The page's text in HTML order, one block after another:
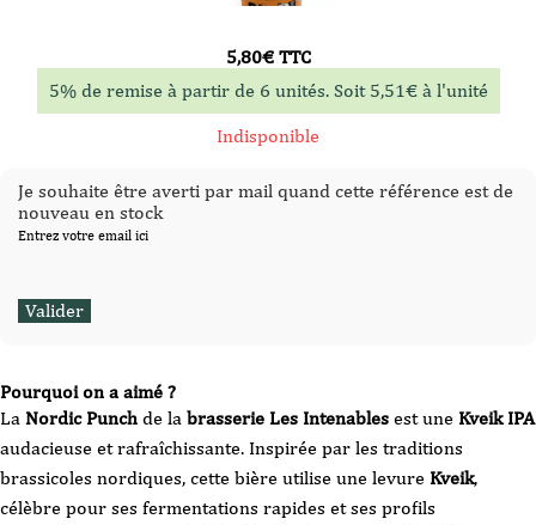
Pourquoi on a aimé ?
La Nordic Punch de la brasserie Les Intenables est une Kveik IPA
audacieuse et rafraîchissante. Inspirée par les traditions
brassicoles nordiques, cette bière utilise une levure Kveik,
célèbre pour ses fermentations rapides et ses profils
5,80€TTC
5% de remise à partir de 6 unités. Soit 5,51€à l'unité
Indisponible
Je souhaite être averti par mail quand cette référence est de
nouveau en stock
Entrez votre email ici